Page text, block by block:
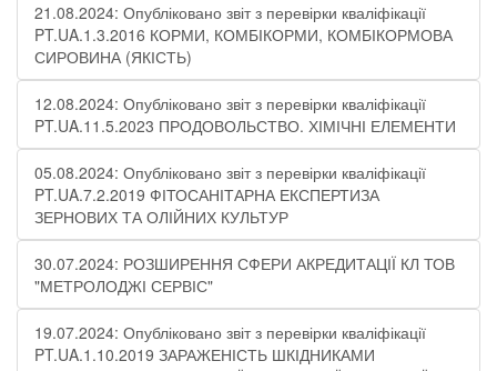
21.08.2024: Опубліковано звіт з перевірки кваліфікації
PT.UA.1.3.2016 КОРМИ, КОМБІКОРМИ, КОМБІКОРМОВА
СИРОВИНА (ЯКІСТЬ)
12.08.2024: Опубліковано звіт з перевірки кваліфікації
PT.UA.11.5.2023 ПРОДОВОЛЬСТВО. ХІМІЧНІ ЕЛЕМЕНТИ
05.08.2024: Опубліковано звіт з перевірки кваліфікації
PT.UA.7.2.2019 ФІТОСАНІТАРНА ЕКСПЕРТИЗА
ЗЕРНОВИХ ТА ОЛІЙНИХ КУЛЬТУР
30.07.2024: РОЗШИРЕННЯ СФЕРИ АКРЕДИТАЦІЇ КЛ ТОВ
"МЕТРОЛОДЖІ СЕРВІС"
19.07.2024: Опубліковано звіт з перевірки кваліфікації
PT.UA.1.10.2019 ЗАРАЖЕНІСТЬ ШКІДНИКАМИ